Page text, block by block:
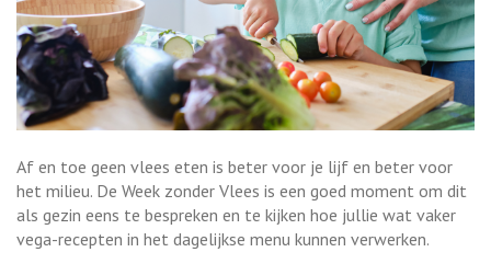
Af en toe geen vlees eten is beter voor je lijf en beter voor
het milieu. De Week zonder Vlees is een goed moment om dit
als gezin eens te bespreken en te kijken hoe jullie wat vaker
vega-recepten in het dagelijkse menu kunnen verwerken.